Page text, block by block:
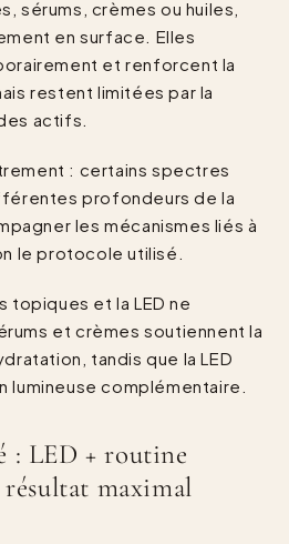
sérums, crèmes ou huiles,
en surface. Elles
et renforcent la
restent limitées par la
actifs.
: certains spectres
profondeurs de la
les mécanismes liés à
le protocole utilisé.
topiques et la LED ne
et crèmes soutiennent la
tandis que la LED
lumineuse complémentaire.
: LED + routine
maximal